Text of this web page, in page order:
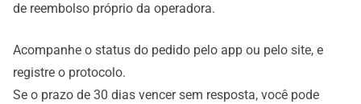
de reembolso próprio da operadora.
Acompanhe o status do pedido pelo app ou pelo site, e
registre o protocolo.
Se o prazo de 30 dias vencer sem resposta, você pode